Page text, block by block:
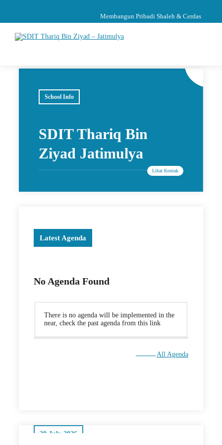
Membangun Pribadi Shaleh & Cerdas
School Info
SDIT Thariq Bin
Ziyad Jatimulya
Latest Agenda
No Agenda Found
There is no agenda will be implemented in the
near, check the past agenda from this link
All Agenda
30 July 2026